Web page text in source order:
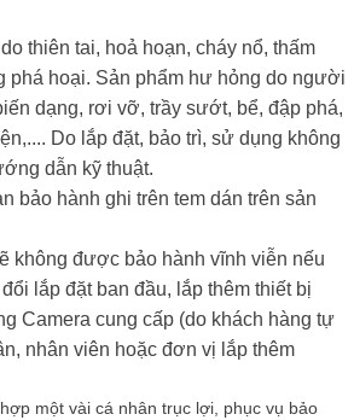
thiên tai, hoả hoạn, cháy nổ, thấm
phá hoại. Sản phẩm hư hỏng do người
dạng, rơi vỡ, trầy sướt, bể, đập phá,
Do lắp đặt, bảo trì, sử dụng không
dẫn kỹ thuật.
bảo hành ghi trên tem dán trên sản
không được bảo hành vĩnh viễn nếu
lắp đặt ban đầu, lắp thêm thiết bị
Camera cung cấp (do khách hàng tự
nhân viên hoặc đơn vị lắp thêm
một vài cá nhân trục lợi, phục vụ bảo